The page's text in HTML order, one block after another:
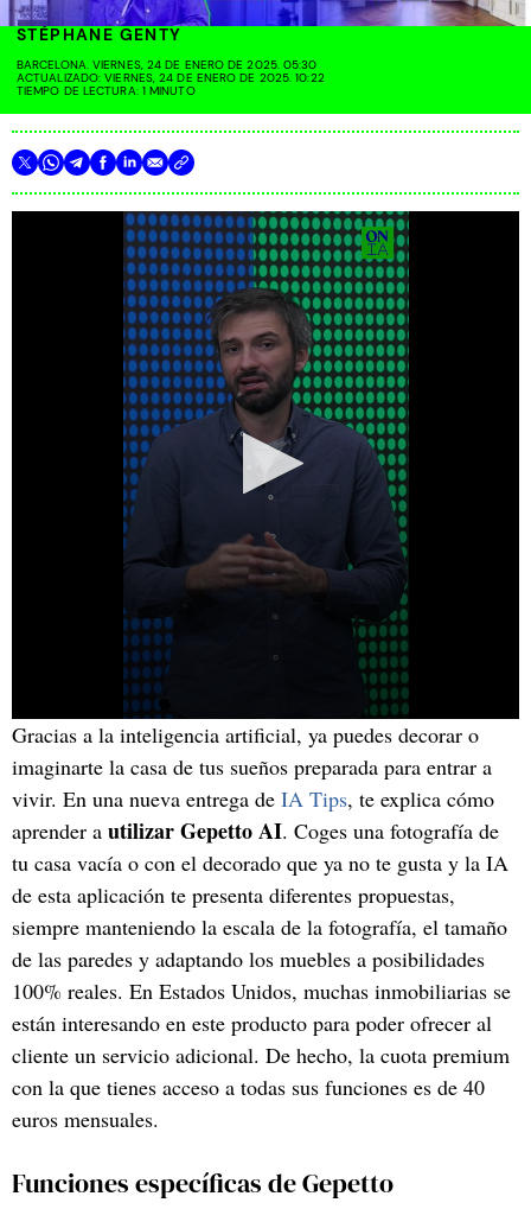
STÉPHANE GENTY
BARCELONA. VIERNES, 24 DE ENERO DE 2025. 05:30
ACTUALIZADO: VIERNES, 24 DE ENERO DE 2025. 10:22
TIEMPO DE LECTURA: 1 MINUTO
Gracias a la inteligencia artificial, ya puedes decorar o
imaginarte la casa de tus sueños preparada para entrar a
vivir. En una nueva entrega de IA Tips, te explica cómo
aprender a utilizar Gepetto AI. Coges una fotografía de
tu casa vacía o con el decorado que ya no te gusta y la IA
de esta aplicación te presenta diferentes propuestas,
siempre manteniendo la escala de la fotografía, el tamaño
de las paredes y adaptando los muebles a posibilidades
100% reales. En Estados Unidos, muchas inmobiliarias se
están interesando en este producto para poder ofrecer al
cliente un servicio adicional. De hecho, la cuota premium
con la que tienes acceso a todas sus funciones es de 40
euros mensuales.
Funciones específicas de Gepetto